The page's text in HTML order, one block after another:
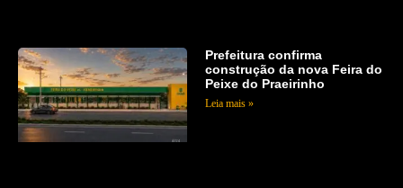
Prefeitura confirma
construção da nova Feira do
Peixe do Praeirinho
Leia mais »